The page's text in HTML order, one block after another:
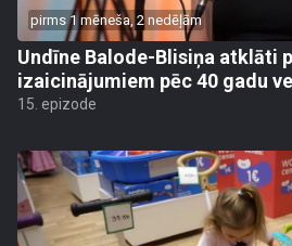
pirms 1 mēneša, 2 nedēļām
Undīne Balode-Blisiņa atklāti
izaicinājumiem pēc 40 gadu
15. epizode